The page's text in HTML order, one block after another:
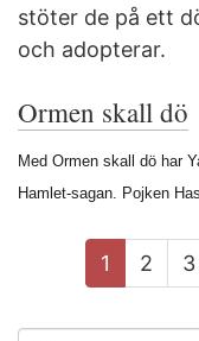
stöter de på ett
och adopterar.
Ormen skall dö
Med Ormen skall dö har
Hamlet-sagan. Pojken
1 2 3